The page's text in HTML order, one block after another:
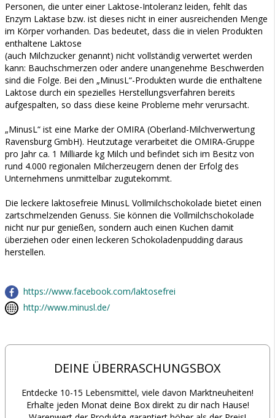
Personen, die unter einer Laktose-Intoleranz leiden, fehlt das
Enzym Laktase bzw. ist dieses nicht in einer ausreichenden Menge
im Körper vorhanden. Das bedeutet, dass die in vielen Produkten
enthaltene Laktose
(auch Milchzucker genannt) nicht vollständig verwertet werden
kann: Bauchschmerzen oder andere unangenehme Beschwerden
sind die Folge. Bei den „MinusL“-Produkten wurde die enthaltene
Laktose durch ein spezielles Herstellungsverfahren bereits
aufgespalten, so dass diese keine Probleme mehr verursacht.
„MinusL“ ist eine Marke der OMIRA (Oberland-Milchverwertung
Ravensburg GmbH). Heutzutage verarbeitet die OMIRA-Gruppe
pro Jahr ca. 1 Milliarde kg Milch und befindet sich im Besitz von
rund 4.000 regionalen Milcherzeugern denen der Erfolg des
Unternehmens unmittelbar zugutekommt.
Die leckere laktosefreie MinusL Vollmilchschokolade bietet einen
zartschmelzenden Genuss. Sie können die Vollmilchschokolade
nicht nur pur genießen, sondern auch einen Kuchen damit
überziehen oder einen leckeren Schokoladenpudding daraus
herstellen.
https://www.facebook.com/laktosefrei
http://www.minusl.de/
DEINE ÜBERRASCHUNGSBOX
Entdecke 10-15 Lebensmittel, viele davon Marktneuheiten!
Erhalte jeden Monat deine Box direkt zu dir nach Hause!